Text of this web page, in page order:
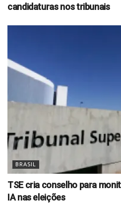
candidaturas nos tribunais
BRASIL
TSE cria conselho para
IA nas eleições